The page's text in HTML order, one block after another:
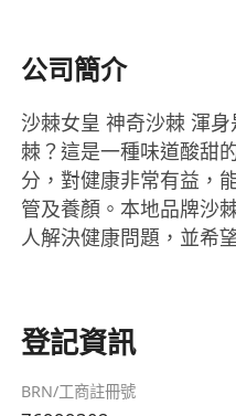
公司簡介
沙棘女皇 神奇沙棘 渾
棘？這是一種味道酸甜
分，對健康非常有益，
管及養顏。本地品牌沙
人解決健康問題，並希
登記資訊
BRN/工商註冊號